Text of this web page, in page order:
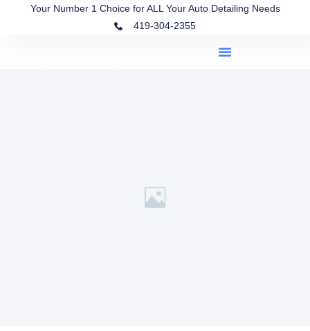
Your Number 1 Choice for ALL Your Auto Detailing Needs
419-304-2355